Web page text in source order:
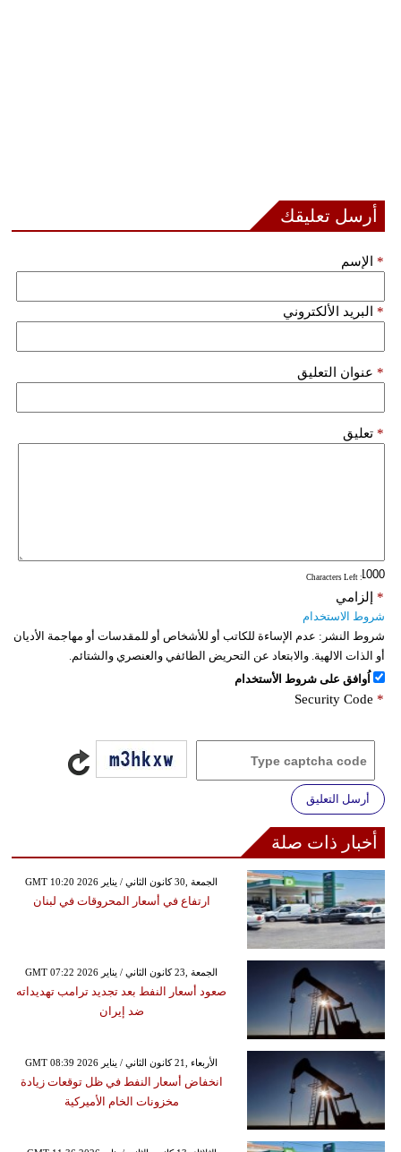
أرسل تعليقك
الإسم *
البريد الألكتروني *
عنوان التعليق *
تعليق *
: Characters Left
إلزامي *
شروط الاستخدام
شروط النشر: عدم الإساءة للكاتب أو للأشخاص أو للمقدسات أو مهاجمة الأديان
أو الذات الالهية. والابتعاد عن التحريض الطائفي والعنصري والشتائم.
اُوافق على شروط الأستخدام
Security Code *
أرسل التعليق
أخبار ذات صلة
GMT 10:20 2026 الجمعة ,30 كانون الثاني / يناير
ارتفاع في أسعار المحروقات في لبنان
GMT 07:22 2026 الجمعة ,23 كانون الثاني / يناير
صعود أسعار النفط بعد تجديد ترامب تهديداته
ضد إيران
GMT 08:39 2026 الأربعاء ,21 كانون الثاني / يناير
انخفاض أسعار النفط في ظل توقعات زيادة
مخزونات الخام الأميركية